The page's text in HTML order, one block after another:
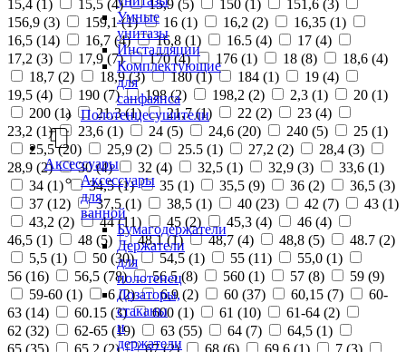
Умные
унитазы
Инсталляции
Комплектующие
для
санфаянса
Полотенцесушители
Аксессуары
Аксессуары
для
ванной
Бумагодержатели
Держатели
для
полотенец
Дозаторы,
стаканы
и
держатели
15,4 (1 ) 15,5 (4) 15,9 (5) 150 (1 ) 151,6 (3)
156,9 (3) 159,1 (1) 16 (1) 16,2 (2) 16,35 (1)
16,5 (14) 16,7 (4) 16,8 (1) 16.5 (4) 17 (4)
17,2 (3) 17,9 (7) 170 (4) 176 (1) 18 (8) 18,6 (4)
18,7 (2) 18,9 (3) 180 (1) 184 (1) 19 (4)
19,5 (4) 190 (7) 198 (2) 198,2 (2) 2,3 (1) 20 (1)
200 (1) 21,3 (1) 21,7 (1) 22 (2) 23 (4)
23,2 (1) 23,6 (1) 24 (5) 24,6 (20) 240 (5) 25 (1)
25,5 (20) 25,9 (2) 25.5 (1) 27,2 (2) 28,4 (3)
28,9 (2) 30 (4) 32 (4) 32,5 (1) 32,9 (3) 33,6 (1)
34 (1) 34,5 (1) 35 (1) 35,5 (9) 36 (2) 36,5 (3)
37 (12) 37,5 (1) 38,5 (1) 40 (23) 42 (7) 43 (1)
43,2 (2) 44 (11) 45 (2) 45,3 (4) 46 (4)
46,5 (1) 48 (5) 48,1 (1) 48,7 (4) 48,8 (5) 48.7 (2)
5,5 (1) 50 (30) 54,5 (1) 55 (11) 55,0 (1)
56 (16) 56,5 (78) 56.5 (8) 560 (1) 57 (8) 59 (9)
59-60 (1) 6 (2) 6,9 (2) 60 (37) 60,15 (7)
60-
63 (14) 60.15 (3) 600 (1) 61 (10) 61-64 (2)
62 (32) 62-65 (19) 63 (55) 64 (7) 64,5 (1)
65 (35) 65,2 (2) 67 (2) 68 (6) 69,6 (1) 7 (3)